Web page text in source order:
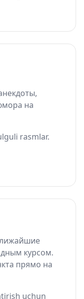
на
rasmlar.
курсом.
прямо на
uchun